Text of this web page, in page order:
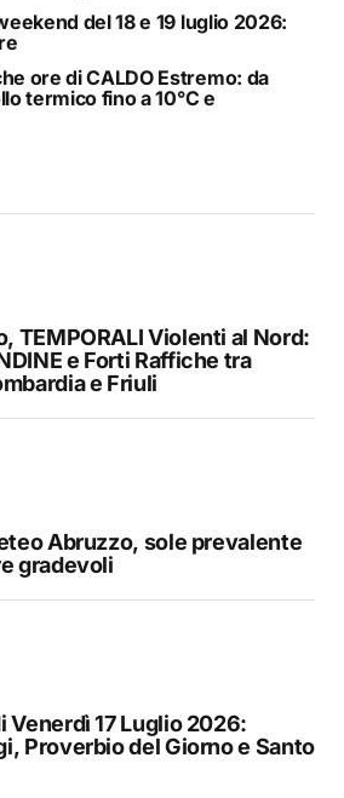
del 18 e 19 luglio 2026:
ore di CALDO Estremo: da
termico fino a 10°C e
TEMPORALI Violenti al Nord:
e Forti Raffiche tra
e Friuli
Abruzzo, sole prevalente
gradevoli
Venerdì 17 Luglio 2026:
Proverbio del Giorno e Santo